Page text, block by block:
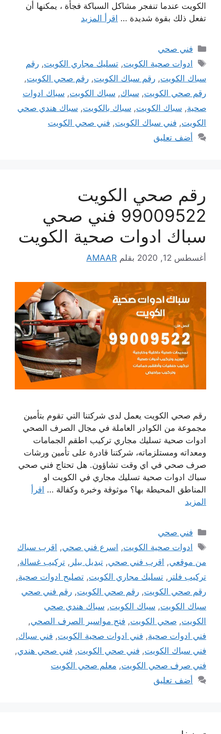
الكويت عندما تنفجر مشاكل السباكة فجأة ، يمكنها أن
تفعل ذلك بقوة شديدة … اقرأ المزيد
التصنيفات
فني صحي
الوسوم
ادوات صحية الكويت,تسليك مجاري الكويت,رقم
سباك الكويت, رقم سباك الكويت, رقم صحي الكويت,
رقم صحي الكويت, سباك, سباك الكويت, سباك ادوات
صحية, سباك الكويت, سباك بالكويت, سباك هندي صحي
الكويت, فني سباك الكويت, فني صحي الكويت
أضف تعليق
رقم صحي الكويت
99009522 فني صحي
سباك ادوات صحية الكويت
أغسطس 12, 2020 بقلم AMAAR
رقم صحي الكويت يعمل لدى شركتنا التي تقوم بتأمين
مجموعة من الكوادر العاملة في مجال الصرف الصحي
ادوات صحية تسليك مجاري تركيب اطقم الجمامات
ومعداته ومستلزماته، شركتنا قادرة على تأمين ورشات
صرف صحي في اي وقت تشاؤون. هل تحتاج فني صحي
سباك ادوات صحية تسليك مجاري في الكويت او
المناطق المحيطة بها؟ موثوقة وخبرة وكفالة … اقرأ
المزيد
التصنيفات
فني صحي
الوسوم
ادوات صحية الكويت, اسرع فني صحي, اقرب سباك
من موقعي, اقرب فني صحي, تبديل بيلر , تركيب غسالة,
تركيب فلتر , تسليك مجاري الكويت, تصليح ادوات صحية,
رقم صحي الكويت, رقم صحي الكويت, رقم فني صحي
سباك الكويت, سباك الكويت, سباك هندي صحي
الكويت, صحي الكويت, فتح مواسير الصرف الصحي,
فني ادوات صحية, فني ادوات صحية الكويت, فني سباك,
فني سباك الكويت, فني صحي الكويت, فني صحي هندي,
فني صرف صحي الكويت, معلم صحي الكويت
أضف تعليق